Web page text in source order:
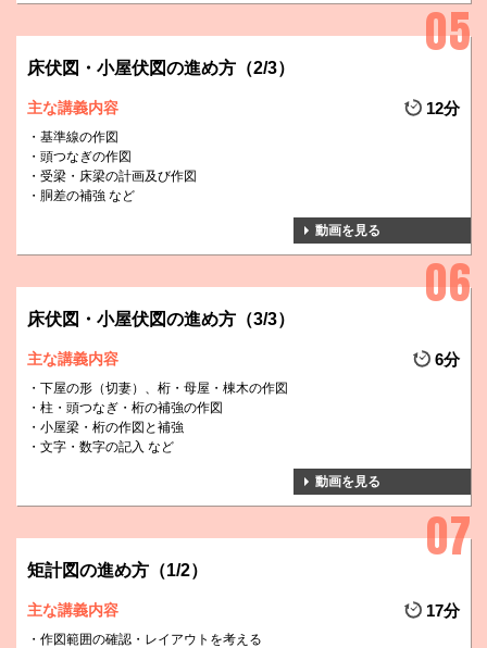
床伏図・小屋伏図の進め方（2/3）
主な講義内容 12分
基準線の作図
頭つなぎの作図
受梁・床梁の計画及び作図
胴差の補強 など
動画を見る
床伏図・小屋伏図の進め方（3/3）
主な講義内容 6分
下屋の形（切妻）、桁・母屋・棟木の作図
柱・頭つなぎ・桁の補強の作図
小屋梁・桁の作図と補強
文字・数字の記入 など
動画を見る
矩計図の進め方（1/2）
主な講義内容 17分
作図範囲の確認・レイアウトを考える